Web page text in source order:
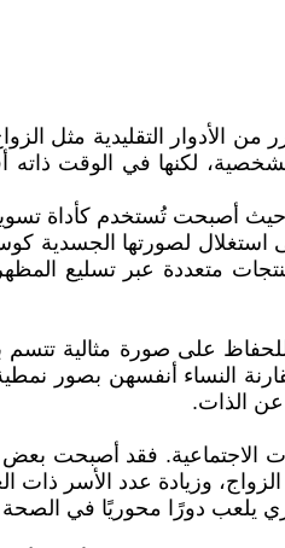
التقليدية مثل
لكنها في الوقت ذاته
حيث أصبحت تُستخدم كأداة
لصورتها الجسدية
متعددة عبر تسليع
على صورة مثالية تتسم
النساء أنفسهن بصور
عن الذات.
الاجتماعية. فقد أصبحت
وزيادة عدد الأسر ذات
دورًا محوريًا في الصحة